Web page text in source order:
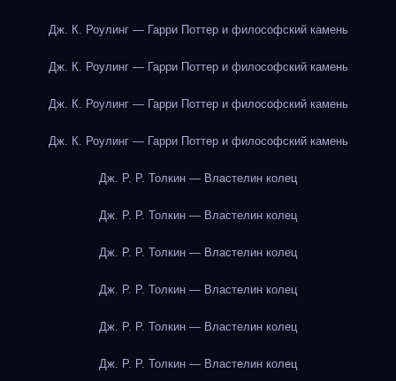
Дж. К. Роулинг — Гарри Поттер и философский камень
Дж. К. Роулинг — Гарри Поттер и философский камень
Дж. К. Роулинг — Гарри Поттер и философский камень
Дж. К. Роулинг — Гарри Поттер и философский камень
Дж. Р. Р. Толкин — Властелин колец
Дж. Р. Р. Толкин — Властелин колец
Дж. Р. Р. Толкин — Властелин колец
Дж. Р. Р. Толкин — Властелин колец
Дж. Р. Р. Толкин — Властелин колец
Дж. Р. Р. Толкин — Властелин колец